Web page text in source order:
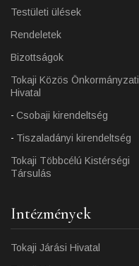
Testületi ülések
Rendeletek
Bizottságok
Tokaji Közös Önkormányzati
Hivatal
Csobaji kirendeltség
Tiszaladányi kirendeltség
Tokaji Többcélú Kistérségi
Társulás
Intézmények
Tokaji Járási Hivatal